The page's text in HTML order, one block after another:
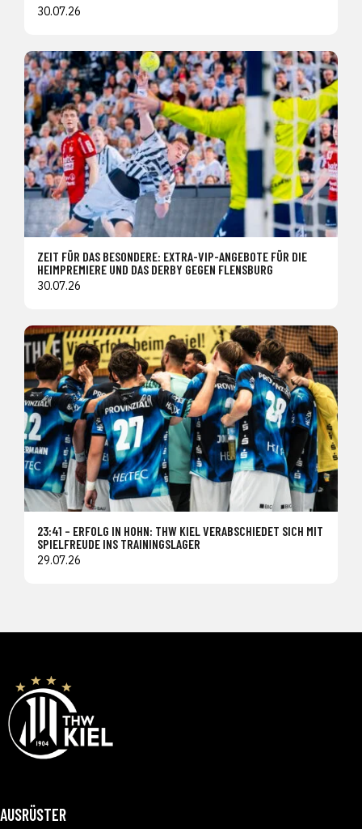
30.07.26
ZEIT FÜR DAS BESONDERE: EXTRA-VIP-ANGEBOTE FÜR DIE
HEIMPREMIERE UND DAS DERBY GEGEN FLENSBURG
30.07.26
23:41 – ERFOLG IN HOHN: THW KIEL VERABSCHIEDET SICH MIT
SPIELFREUDE INS TRAININGSLAGER
29.07.26
AUSRÜSTER